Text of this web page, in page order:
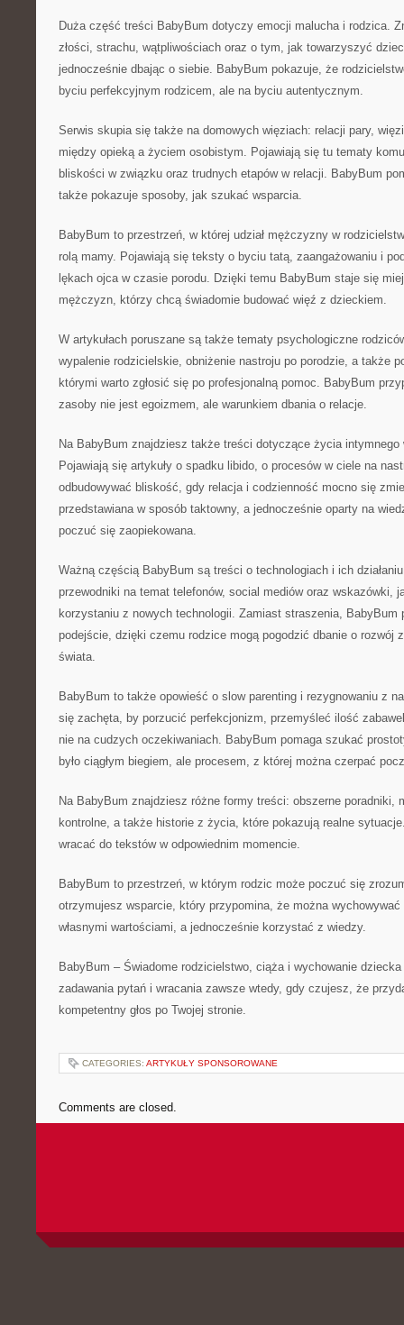
Duża część treści BabyBum dotyczy emocji malucha i rodzica.
złości, strachu, wątpliwościach oraz o tym, jak towarzyszyć
jednocześnie dbając o siebie. BabyBum pokazuje, że
byciu perfekcyjnym rodzicem, ale na byciu autentycznym.
Serwis skupia się także na domowych więziach: relacji pary,
między opieką a życiem osobistym. Pojawiają się tu tematy
bliskości w związku oraz trudnych etapów w relacji. BabyBum
także pokazuje sposoby, jak szukać wsparcia.
BabyBum to przestrzeń, w której udział mężczyzny w
rolą mamy. Pojawiają się teksty o byciu tatą, zaangażowaniu i
lękach ojca w czasie porodu. Dzięki temu BabyBum staje się
mężczyzn, którzy chcą świadomie budować więź z dzieckiem.
W artykułach poruszane są także tematy psychologiczne
wypalenie rodzicielskie, obniżenie nastroju po porodzie, a także
którymi warto zgłosić się po profesjonalną pomoc. BabyBum
zasoby nie jest egoizmem, ale warunkiem dbania o relacje.
Na BabyBum znajdziesz także treści dotyczące życia
Pojawiają się artykuły o spadku libido, o procesów w ciele na
odbudowywać bliskość, gdy relacja i codzienność mocno się
przedstawiana w sposób taktowny, a jednocześnie oparty na
poczuć się zaopiekowana.
Ważną częścią BabyBum są treści o technologiach i ich
przewodniki na temat telefonów, social mediów oraz wskazówki,
korzystaniu z nowych technologii. Zamiast straszenia, BabyBum
podejście, dzięki czemu rodzice mogą pogodzić dbanie o rozwój
świata.
BabyBum to także opowieść o slow parenting i rezygnowaniu z
się zachęta, by porzucić perfekcjonizm, przemyśleć ilość
nie na cudzych oczekiwaniach. BabyBum pomaga szukać
było ciągłym biegiem, ale procesem, z której można czerpać
Na BabyBum znajdziesz różne formy treści: obszerne poradniki,
kontrolne, a także historie z życia, które pokazują realne
wracać do tekstów w odpowiednim momencie.
BabyBum to przestrzeń, w którym rodzic może poczuć się
otrzymujesz wsparcie, który przypomina, że można
własnymi wartościami, a jednocześnie korzystać z wiedzy.
BabyBum – Świadome rodzicielstwo, ciąża i wychowanie
zadawania pytań i wracania zawsze wtedy, gdy czujesz, że
kompetentny głos po Twojej stronie.
CATEGORIES: ARTYKUŁY SPONSOROWANE
Comments are closed.